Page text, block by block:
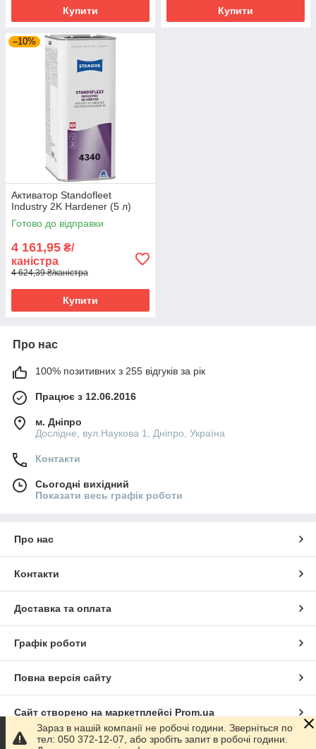
Купити Купити
–10%
Активатор Standofleet
Industry 2K Hardener (5 л)
Готово до відправки
4 161,95 ₴/
каністра
4 624,39 ₴/каністра
Купити
Про нас
100% позитивних з 255 відгуків за рік
Працює з 12.06.2016
м. Дніпро
Дослідне, вул.Наукова 1, Дніпро, Україна
Контакти
Сьогодні вихідний
Показати весь графік роботи
Про нас
Контакти
Доставка та оплата
Графік роботи
Повна версія сайту
Сайт створено на маркетплейсі Prom.ua
Зараз в нашій компанії не робочі години. Зверніться по
тел: 050 372-12-07, або зробіть запит в робочі години.